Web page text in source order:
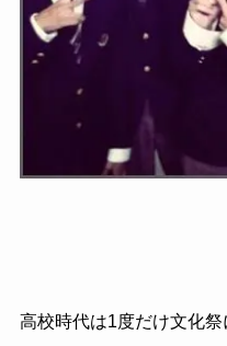
高校時代は1度だけ文化